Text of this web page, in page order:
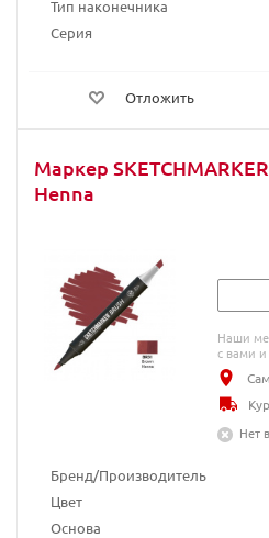
Тип наконечника
Серия
Отложить
Маркер
Henna
Бренд/Производитель
Цвет
Основа
Наши
с вами и
Нет